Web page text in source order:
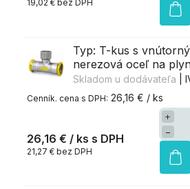
19,02 € bez DPH
Typ: T-kus s
nerezová oceľ na
Skladom u dodávateľa
|
26,16 € / ks
26,16 € / ks
21,27 € bez DPH
+
−